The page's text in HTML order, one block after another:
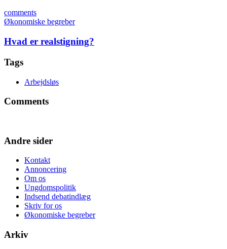
comments
Økonomiske begreber
Hvad er realstigning?
Tags
Arbejdsløs
Comments
Andre sider
Kontakt
Annoncering
Om os
Ungdomspolitik
Indsend debatindlæg
Skriv for os
Økonomiske begreber
Arkiv